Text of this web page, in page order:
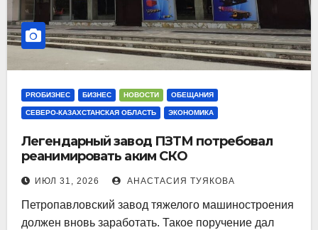
PROБИЗНЕС БИЗНЕС НОВОСТИ ОБЕЩАНИЯ
СЕВЕРО-КАЗАХСТАНСКАЯ ОБЛАСТЬ ЭКОНОМИКА
Легендарный завод ПЗТМ потребовал
реанимировать аким СКО
ИЮЛ 31, 2026 АНАСТАСИЯ ТУЯКОВА
Петропавловский завод тяжелого машиностроения
должен вновь заработать. Такое поручение дал